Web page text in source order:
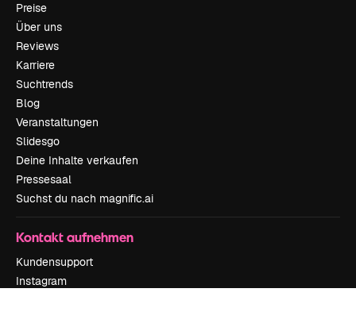
Preise
Über uns
Reviews
Karriere
Suchtrends
Blog
Veranstaltungen
Slidesgo
Deine Inhalte verkaufen
Pressesaal
Suchst du nach magnific.ai
Kontakt aufnehmen
Kundensupport
Instagram